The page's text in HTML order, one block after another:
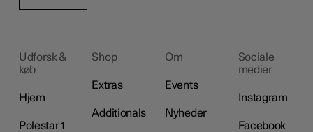
Udforsk &
køb
Hjem
Polestar 1
Shop
Extras
Additionals
Om
Events
Nyheder
Sociale
medier
Instagram
Facebook